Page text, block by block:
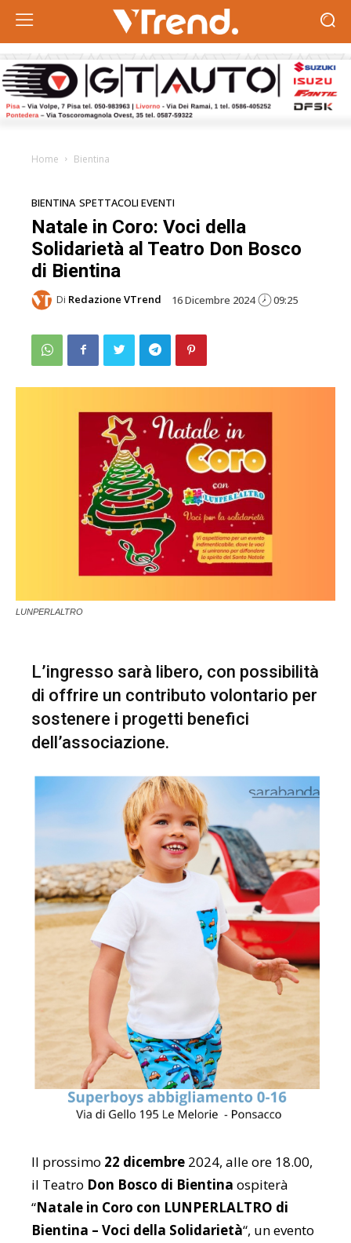
Home Bientina
BIENTINA SPETTACOLI EVENTI
Natale in Coro: Voci della
Solidarietà al Teatro Don Bosco
di Bientina
Di Redazione VTrend 16 Dicembre 2024 09:25
LUNPERLALTRO
L’ingresso sarà libero, con possibilità
di offrire un contributo volontario per
sostenere i progetti benefici
dell’associazione.
Il prossimo 22 dicembre 2024, alle ore 18.00,
il Teatro Don Bosco di Bientina ospiterà
“Natale in Coro con LUNPERLALTRO di
Bientina – Voci della Solidarietà“, un evento